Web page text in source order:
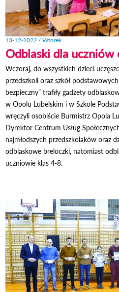
13-12-2022 / Wtorek
Odblaski dla uczniów
Wczoraj, do wszystkich dzieci
przedszkoli oraz szkół
bezpieczny” trafiły gadżety
w Opolu Lubelskim i w Szkole
wręczyli osobiście Burmistrz Opola
Dyrektor Centrum Usług
najmłodszych przedszkolaków oraz
odblaskowe breloczki, natomiast
uczniowie klas 4-8.